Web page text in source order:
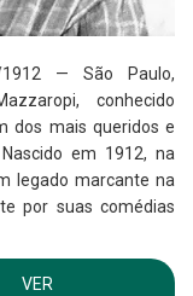
1912 — São Paulo,
conhecido
dos mais queridos e
em 1912, na
legado marcante na
por suas comédias
VER